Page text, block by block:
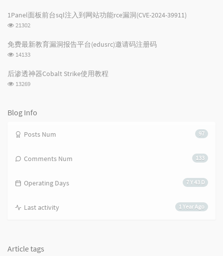
i
e
e
s
c
l
次
1Panel面板前台sql注入到网站功能rce漏洞(CVE-2024-39911)
浏
次
数:
21302
免费最新教育漏洞报告平台(edusrc)邀请码注册码
浏
次
数:
14133
后渗透神器Cobalt Strike使用教程
浏
13269
Blog Info
97
Posts Num
133
Comments Num
7 Y 43 D
Operating Days
1 Year Ago
Last activity
Article tags